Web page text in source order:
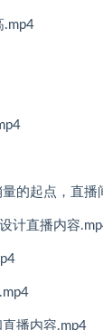
.mp4
的起点，直
计直播内容
播内容.mp4